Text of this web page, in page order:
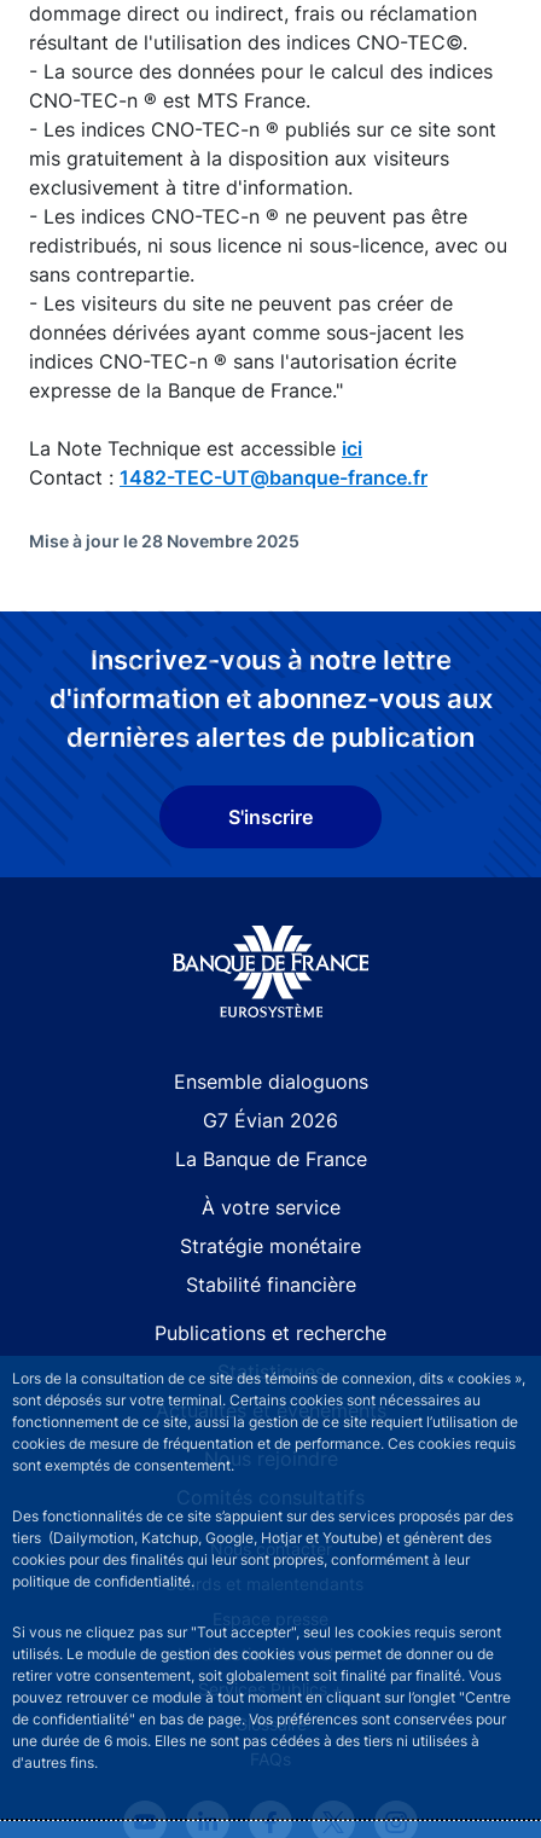
Lors de la consultation de ce site des témoins de connexion, dits « cookies »,
sont déposés sur votre terminal. Certains cookies sont nécessaires au
fonctionnement de ce site, aussi la gestion de ce site requiert l’utilisation de
cookies de mesure de fréquentation et de performance. Ces cookies requis
sont exemptés de consentement.
Des fonctionnalités de ce site s’appuient sur des services proposés par des
tiers (Dailymotion, Katchup, Google, Hotjar et Youtube) et génèrent des
cookies pour des finalités qui leur sont propres, conformément à leur
politique de confidentialité.
Si vous ne cliquez pas sur "Tout accepter", seul les cookies requis seront
utilisés. Le module de gestion des cookies vous permet de donner ou de
retirer votre consentement, soit globalement soit finalité par finalité. Vous
pouvez retrouver ce module à tout moment en cliquant sur l’onglet "Centre
de confidentialité" en bas de page. Vos préférences sont conservées pour
une durée de 6 mois. Elles ne sont pas cédées à des tiers ni utilisées à
d'autres fins.
dommage direct ou indirect, frais ou réclamation
résultant de l'utilisation des indices CNO-TEC©.
- La source des données pour le calcul des indices
CNO-TEC-n ® est MTS France.
- Les indices CNO-TEC-n ® publiés sur ce site sont
mis gratuitement à la disposition aux visiteurs
exclusivement à titre d'information.
- Les indices CNO-TEC-n ® ne peuvent pas être
redistribués, ni sous licence ni sous-licence, avec ou
sans contrepartie.
- Les visiteurs du site ne peuvent pas créer de
données dérivées ayant comme sous-jacent les
indices CNO-TEC-n ® sans l'autorisation écrite
expresse de la Banque de France."
La Note Technique est accessible ici
Contact : 1482-TEC-UT@banque-france.fr
Mise à jour le 28 Novembre 2025
Inscrivez-vous à notre lettre
d'information et abonnez-vous aux
dernières alertes de publication
S'inscrire
Ensemble dialoguons
G7 Évian 2026
La Banque de France
À votre service
Stratégie monétaire
Stabilité financière
Publications et recherche
Statistiques
Actualités et événements
Nous rejoindre
Comités consultatifs
Footer secondary menuNous contacter
Sourds et malentendants
Espace presse
La direction des Achats
Services Publics +
Glossaire
FAQs